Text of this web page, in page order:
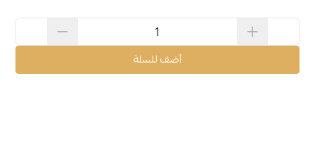
أضف للسلة